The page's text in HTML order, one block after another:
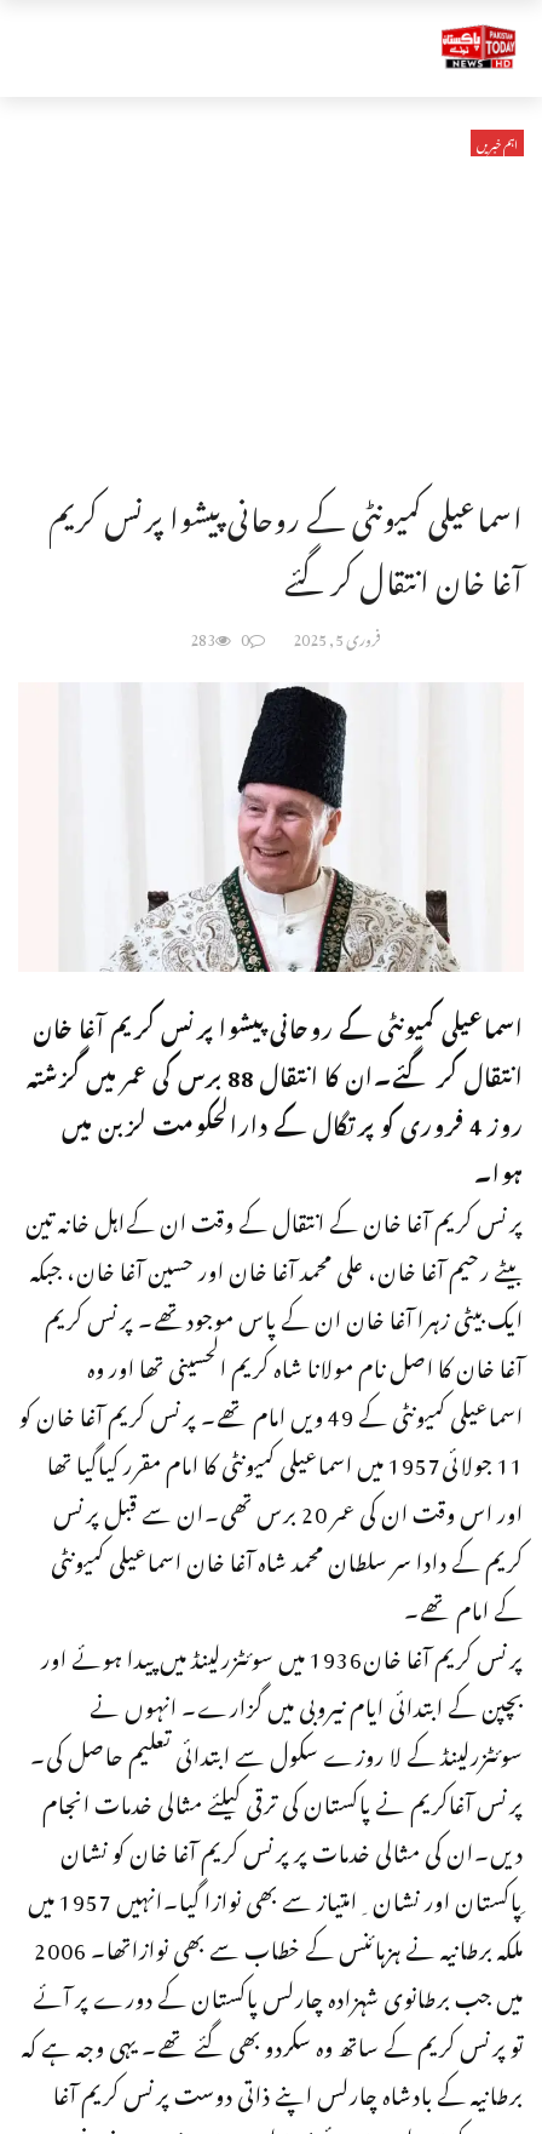
اہم خبریں
اسماعیلی کمیونٹی کے روحانی پیشوا پرنس کریم
آغا خان انتقال کر گئے
فروری 5, 2025 0
283
اسماعیلی کمیونٹی کے روحانی پیشوا پرنس کریم آغا خان
انتقال کر گئے۔ان کا انتقال 88 برس کی عمر میں گزشتہ
روز 4 فروری کو پرتگال کے دارالحکومت لزبن میں
ہوا۔
پرنس کریم آغا خان کے انتقال کے وقت ان کےاہل خانہ تین
بیٹے رحیم آغا خان، علی محمد آغا خان اور حسین آغا خان، جبکہ
ایک بیٹی زہرا آغا خان ان کے پاس موجودتھے۔ پرنس کریم
آغا خان کا اصل نام مولانا شاہ کریم الحسینی تھا اور وہ
اسماعیلی کمیونٹی کے 49 ویں امام تھے۔ پرنس کریم آغا خان کو
11 جولائی1957 میں اسماعیلی کمیونٹی کا امام مقرر کیاگیا تھا
اور اس وقت ان کی عمر 20 برس تھی۔ان سے قبل پرنس
کریم کے دادا سر سلطان محمد شاہ آغا خان اسماعیلی کمیونٹی
کے امام تھے۔
پرنس کریم آغا خان1936 میں سوئٹزرلینڈ میں پیدا ہوئے اور
بچپن کے ابتدائی ایام نیروبی میں گزارے۔ انہوں نے
سوئٹزرلینڈ کے لا روزے سکول سے ابتدائی تعلیم حاصل کی۔
پرنس آغاکریم نے پاکستان کی ترقی کیلئے مثالی خدمات انجام
دیں۔ان کی مثالی خدمات پر پرنس کریم آغا خان کو نشان
ِپاکستان اور نشان ِامتیاز سے بھی نوازا گیا۔انہیں 1957 میں
ملکہ برطانیہ نے ہزہائنس کے خطاب سے بھی نوازاتھا۔ 2006
میں جب برطانوی شہزادہ چارلس پاکستان کے دورے پر آئے
تو پرنس کریم کے ساتھ وہ سکردو بھی گئے تھے۔ یہی وجہ ہے کہ
برطانیہ کے بادشاہ چارلس اپنے ذاتی دوست پرنس کریم آغا